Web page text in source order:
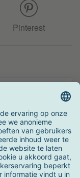
Pinterest